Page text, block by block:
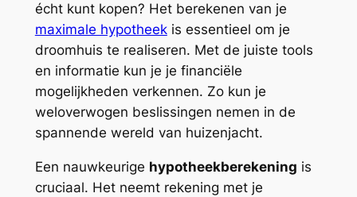
écht kunt kopen? Het berekenen van je
maximale hypotheekis essentieel om je
droomhuis te realiseren. Met de juiste tools
en informatie kun je je financiële
mogelijkheden verkennen. Zo kun je
weloverwogen beslissingen nemen in de
spannende wereld van huizenjacht.
Een nauwkeurige hypotheekberekening is
cruciaal. Het neemt rekening met je